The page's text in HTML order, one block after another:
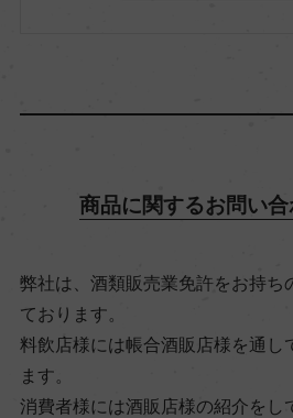
品種（原材料）
アルコール度数
商品に関するお問い
弊社は、酒類販売業免許をお持ち
ております。
料飲店様には帳合酒販店様を通し
ます。
消費者様には酒販店様の紹介をし